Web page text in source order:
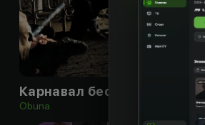
Карнавал бесчестия
Obuna